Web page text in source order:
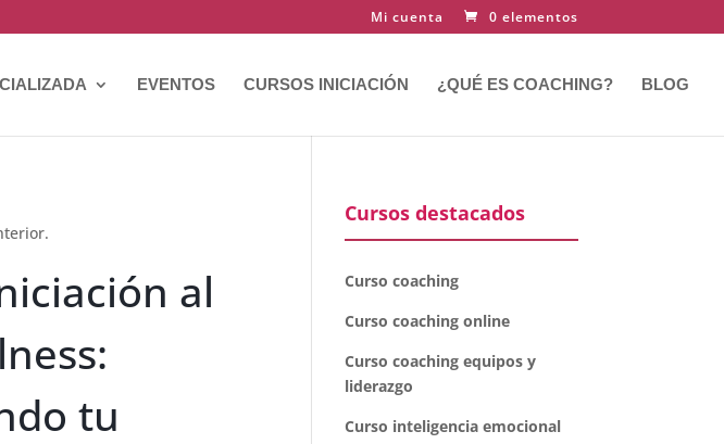
Mi cuenta 0 elementos
EVENTOS CURSOS INICIACIÓN ¿QUÉ ES COACHING? BLOG
al
tu
Cursos destacados
Curso coaching
Curso coaching online
Curso coaching equipos y
liderazgo
Curso inteligencia emocional